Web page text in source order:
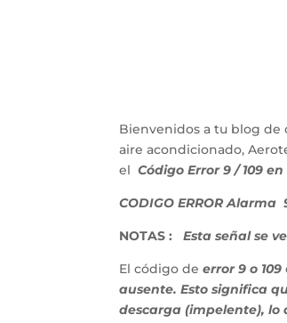
Bienvenidos a tu blog
aire acondicionado,
el Código Error 9 / 109 en
CODIGO ERROR
NOTAS : Esta señal se
El código de error 9 o 109
ausente. Esto significa
descarga (impelente),